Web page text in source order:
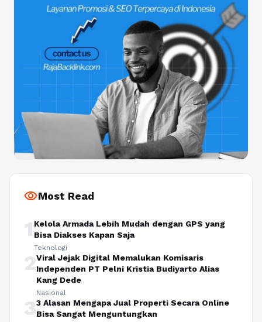
visibilityMost Read
1 Kelola Armada Lebih Mudah dengan GPS yang
Bisa Diakses Kapan Saja
Teknologi
2Viral Jejak Digital Memalukan Komisaris
Independen PT Pelni Kristia Budiyarto Alias
Kang Dede
Nasional
33 Alasan Mengapa Jual Properti Secara Online
Bisa Sangat Menguntungkan